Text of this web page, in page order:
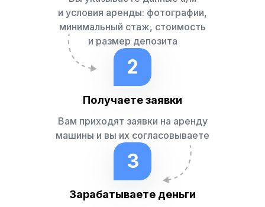
и условия аренды: фотографии,
минимальный стаж, стоимость
и размер депозита
2
Получаете заявки
Вам приходят заявки на аренду
машины и вы их согласовываете
3
Зарабатываете деньги